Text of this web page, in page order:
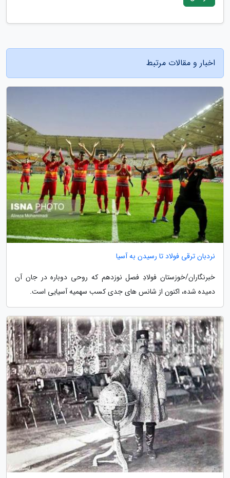
اخبار و مقالات مرتبط
نردبان ترقی فولاد تا رسیدن به آسیا
خبرنگاران/خوزستان فولادِ فصل نوزدهم که روحی دوباره در جان آن
دمیده شده، اکنون از شانس های جدی کسب سهمیه آسیایی است.